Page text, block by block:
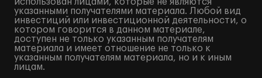
указанными получателями материала. Любой вид
инвестиций или инвестиционной деятельности, о
котором говорится в данном материале,
доступен не только указанным получателям
материала и имеет отношение не только к
указанным получателям материала, но и к иным
лицам.